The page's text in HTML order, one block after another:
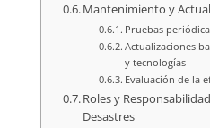
Mantenimiento y
Pruebas
Actualizaciones
y tecnologías
Evaluación de la
Roles y
Desastres